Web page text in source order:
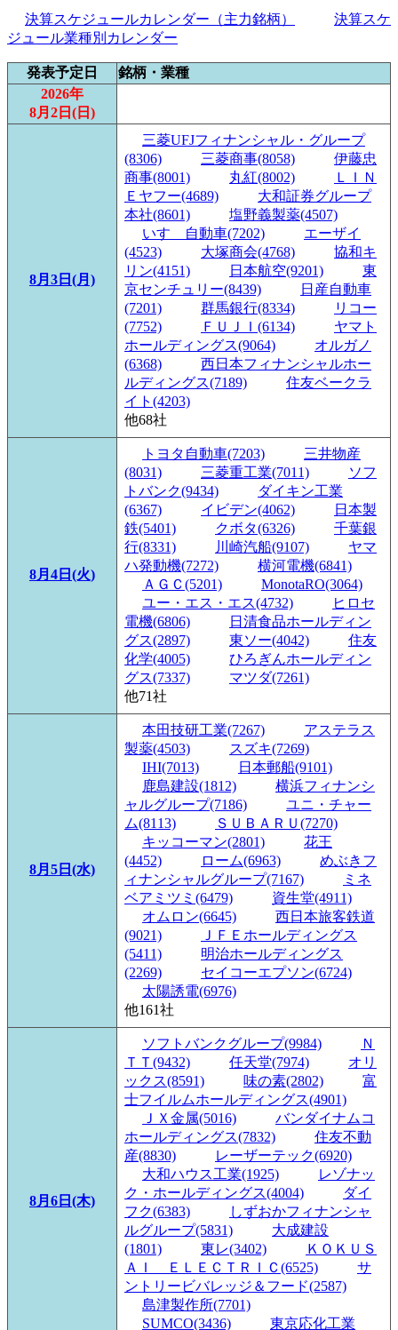
決算スケジュールカレンダー（主力銘柄）
決算スケ
ジュール業種別カレンダー
発表予定日
銘柄・業種
2026年
8月2日(日)
8月3日(月)
三菱UFJフィナンシャル・グループ
(8306)
三菱商事(8058)
伊藤忠
商事(8001)
丸紅(8002)
ＬＩＮ
Ｅヤフー(4689)
大和証券グループ
本社(8601)
塩野義製薬(4507)
いすゞ自動車(7202)
エーザイ
(4523)
大塚商会(4768)
協和キ
リン(4151)
日本航空(9201)
東
京センチュリー(8439)
日産自動車
(7201)
群馬銀行(8334)
リコー
(7752)
ＦＵＪＩ(6134)
ヤマト
ホールディングス(9064)
オルガノ
(6368)
西日本フィナンシャルホー
ルディングス(7189)
住友ベークラ
イト(4203)
他68社
8月4日(火)
トヨタ自動車(7203)
三井物産
(8031)
三菱重工業(7011)
ソフ
トバンク(9434)
ダイキン工業
(6367)
イビデン(4062)
日本製
鉄(5401)
クボタ(6326)
千葉銀
行(8331)
川崎汽船(9107)
ヤマ
ハ発動機(7272)
横河電機(6841)
ＡＧＣ(5201)
MonotaRO(3064)
ユー・エス・エス(4732)
ヒロセ
電機(6806)
日清食品ホールディン
グス(2897)
東ソー(4042)
住友
化学(4005)
ひろぎんホールディン
グス(7337)
マツダ(7261)
他71社
8月5日(水)
本田技研工業(7267)
アステラス
製薬(4503)
スズキ(7269)
IHI(7013)
日本郵船(9101)
鹿島建設(1812)
横浜フィナンシ
ャルグループ(7186)
ユニ・チャー
ム(8113)
ＳＵＢＡＲＵ(7270)
キッコーマン(2801)
花王
(4452)
ローム(6963)
めぶきフ
ィナンシャルグループ(7167)
ミネ
ベアミツミ(6479)
資生堂(4911)
オムロン(6645)
西日本旅客鉄道
(9021)
ＪＦＥホールディングス
(5411)
明治ホールディングス
(2269)
セイコーエプソン(6724)
太陽誘電(6976)
他161社
8月6日(木)
ソフトバンクグループ(9984)
Ｎ
ＴＴ(9432)
任天堂(7974)
オリ
ックス(8591)
味の素(2802)
富
士フイルムホールディングス(4901)
ＪＸ金属(5016)
バンダイナムコ
ホールディングス(7832)
住友不動
産(8830)
レーザーテック(6920)
大和ハウス工業(1925)
レゾナッ
ク・ホールディングス(4004)
ダイ
フク(6383)
しずおかフィナンシャ
ルグループ(5831)
大成建設
(1801)
東レ(3402)
ＫＯＫＵＳ
ＡＩ ＥＬＥＣＴＲＩＣ(6525)
サ
ントリービバレッジ＆フード(2587)
島津製作所(7701)
SUMCO(3436)
東京応化工業